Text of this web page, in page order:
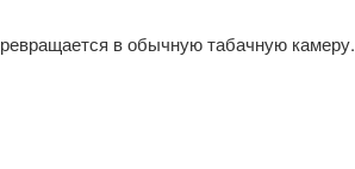
в обычную табачную камеру.